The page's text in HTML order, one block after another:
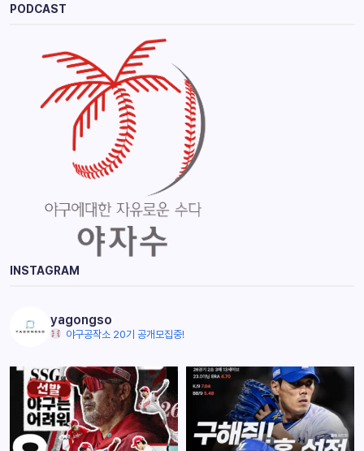
PODCAST
INSTAGRAM
yagongso
야구공작소 20기 공개모집중!